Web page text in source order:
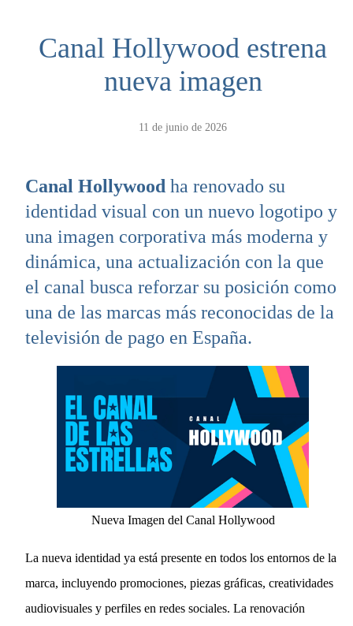
Canal Hollywood estrena
nueva imagen
11 de junio de 2026
Canal Hollywood ha renovado su
identidad visual con un nuevo logotipo y
una imagen corporativa más moderna y
dinámica, una actualización con la que
el canal busca reforzar su posición como
una de las marcas más reconocidas de la
televisión de pago en España.
Nueva Imagen del Canal Hollywood
La nueva identidad ya está presente en todos los entornos de la
marca, incluyendo promociones, piezas gráficas, creatividades
audiovisuales y perfiles en redes sociales. La renovación